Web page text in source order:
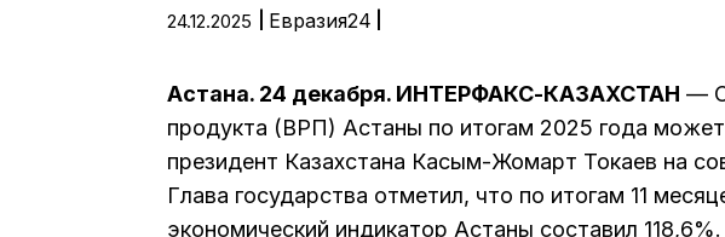
24.12.2025 Евразия24
Астана. 24 декабря. ИНТЕРФАКС-КАЗАХСТАН —
продукта (ВРП) Астаны по итогам 2025 года
президент Казахстана Касым-Жомарт Токаев на
Глава государства отметил, что по итогам 11
экономический индикатор Астаны составил